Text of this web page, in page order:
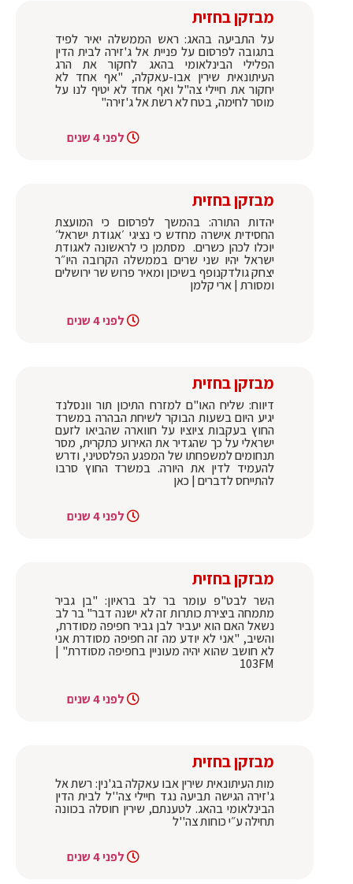
מבזקן בחזית
על התביעה בהאג: ראש הממשלה יאיר לפיד
בתגובה לפרסום על פניית אל ג'זירה לבית הדין
הפלילי הבינלאומי בהאג לחקור את הרג
העיתונאית שירין אבו-עאקלה, "אף אחד לא
יחקור את חיילי צה"ל ואף אחד לא יטיף לנו על
מוסר לחימה, בטח לא רשת אל ג'זירה"
לפני 4 שנים
מבזקן בחזית
יהדות התורה: בהמשך לפרסום כי המועצת
החסידית אישרה מחדש כי נציגי ׳אגודת ישראל׳
יוכלו לכהן כשרים. מסתמן כי לראשונה לאגודת
ישראל יהיו שני שרים בממשלה הקרובה היו״ר
יצחק גולדקנופף בשיכון ומאיר פרוש שר ירושלים
ומסורת | ארי קלמן
לפני 4 שנים
מבזקן בחזית
דיווח: שליח האו"ם למזרח התיכון תור וונסלנד
יגיע היום בשעות הבוקר לשיחת הבהרה במשרד
החוץ בעקבות ציוציו על חווארה שהביאו לזעם
ישראלי על כך שהגדיר את האירוע כתקרית, מסר
תנחומים למשפחתו של המפגע הפלסטיני, ודרש
להעמיד לדין את היורה. במשרד החוץ סרבו
להתייחס לדברים | כאן
לפני 4 שנים
מבזקן בחזית
השר לבט"פ עומר בר לב בראיון: "בן גביר
מתמחה ביצירת כותרות זה לא ישנה דבר" בר לב
נשאל האם הוא יעביר לבן גביר חפיפה מסודרת,
והשיב, "אני לא יודע מה זה חפיפה מסודרת אני
לא חושב שהוא יהיה מעוניין בחפיפה מסודרת" |
103FM
לפני 4 שנים
מבזקן בחזית
מות העיתונאית שירין אבו עאקלה בג'נין: רשת אל
ג'זירה הגישה תביעה נגד חיילי צה''ל לבית הדין
הבינלאומי בהאג. לטענתם, שירין חוסלה בכוונה
תחילה ע״י כוחות צה''ל
לפני 4 שנים